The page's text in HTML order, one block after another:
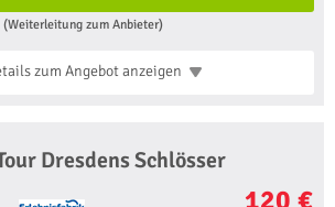
(Weiterleitung zum Anbieter)
zum Angebotanzeigen
Dresdens Schlösser